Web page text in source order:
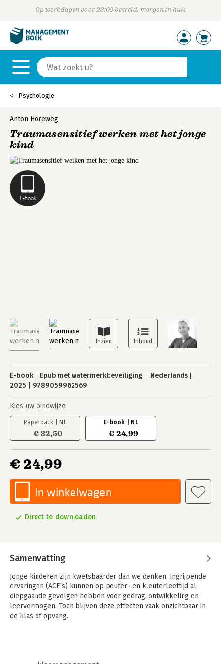
Op werkdagen voor 23:00 besteld, morgen in huis
Psychologie
E-book
Anton Horeweg
Traumasensitief werken met het jonge
kind
E-book Epub met watermerkbeveiliging
Nederlands
2025
9789059962569
Kies uw bindwijze
Paperback | NL
€ 32,50
E-book | NL
€ 24,99
€ 24,99
In winkelwagen
Direct te downloaden
Samenvatting
Jonge kinderen zijn kwetsbaarder dan we denken. Ingrijpende
ervaringen (ACE's) kunnen op peuter- en kleuterleeftijd al
diepgaande gevolgen hebben voor gedrag, ontwikkeling en
leervermogen. Toch blijven deze effecten vaak onzichtbaar in
de klas of opvang.
je je bewust bent van de impact van (preverbaal) trauma en